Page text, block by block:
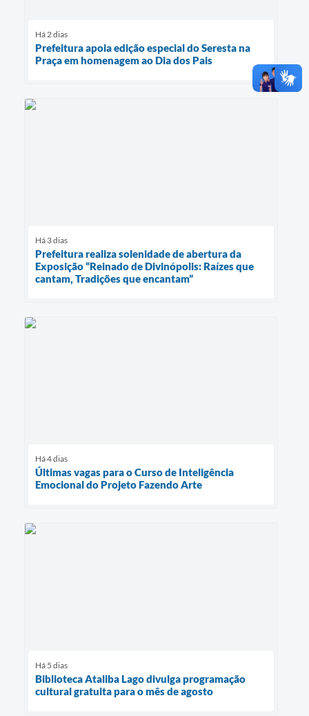
Há 2 dias
Prefeitura apoia edição especial do Seresta na
Praça em homenagem ao Dia dos Pais
Há 3 dias
Prefeitura realiza solenidade de abertura da
Exposição “Reinado de Divinópolis: Raízes que
cantam, Tradições que encantam”
Há 4 dias
Últimas vagas para o Curso de Inteligência
Emocional do Projeto Fazendo Arte
Há 5 dias
Biblioteca Ataliba Lago divulga programação
cultural gratuita para o mês de agosto